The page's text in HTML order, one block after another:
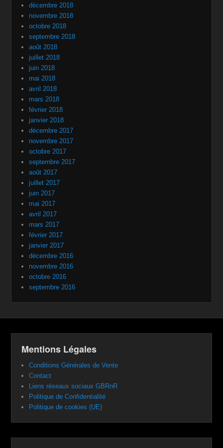
décembre 2018
novembre 2018
octobre 2018
septembre 2018
août 2018
juillet 2018
juin 2018
mai 2018
avril 2018
mars 2018
février 2018
janvier 2018
décembre 2017
novembre 2017
octobre 2017
septembre 2017
août 2017
juillet 2017
juin 2017
mai 2017
avril 2017
mars 2017
février 2017
janvier 2017
décembre 2016
novembre 2016
octobre 2016
septembre 2016
Mentions Légales
Conditions Générales de Vente
Contact
Liens réseaux sociaux GBRnR
Politique de Confidentialité
Politique de cookies (UE)